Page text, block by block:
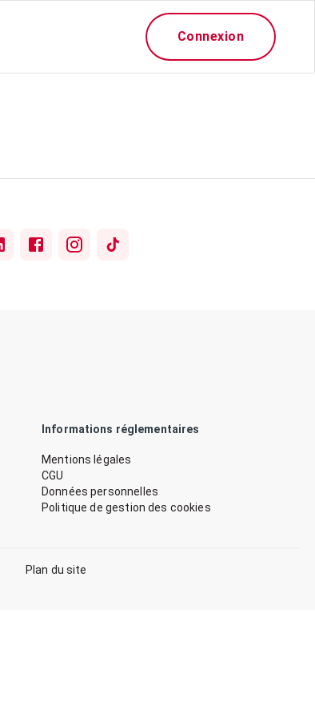
Connexion
Informations réglementaires
Mentions légales
CGU
Données personnelles
Politique de gestion des cookies
Plan du site